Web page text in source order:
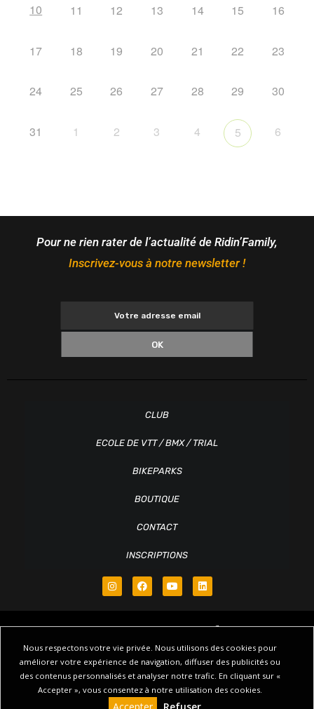
10 11 12 13 14 15 16
17 18 19 20 21 22 23
24 25 26 27 28 29 30
31 1 2 3 4 5 6
Pour ne rien rater de l’actualité de Ridin’Family,
Inscrivez-vous à notre newsletter !
OK
CLUB
ECOLE DE VTT / BMX / TRIAL
BIKEPARKS
BOUTIQUE
CONTACT
INSCRIPTIONS
© Copyright 2018 – 2026 Ridin’Family – Tous droits réservés | Plan du
| Mentions Légales et Politique de Confidentialité | CGV
Nous respectons votre vie privée. Nous utilisons des cookies pour
améliorer votre expérience de navigation, diffuser des publicités ou
des contenus personnalisés et analyser notre trafic. En cliquant sur «
Accepter », vous consentez à notre utilisation des cookies.